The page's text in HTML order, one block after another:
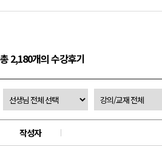
총 2,180개의 수강후기
작성자